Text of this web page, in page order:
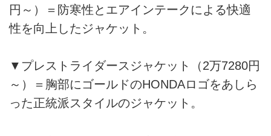
円～）＝防寒性とエアインテークによる快適
性を向上したジャケット。
▼プレストライダースジャケット（2万7280円
～）＝胸部にゴールドのHONDAロゴをあしら
った正統派スタイルのジャケット。